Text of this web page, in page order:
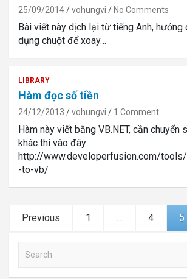
25/09/2014 vohungvi No Comments
Bài viết này dịch lại từ tiếng Anh, hướng
dụng chuột để xoay…
LIBRARY
Hàm đọc số tiền
24/12/2013 vohungvi 1 Comment
Hàm này viết bằng VB.NET, cần chuyển
khác thì vào đây
http://www.developerfusion.com/
-to-vb/
Posts
navigation
Previous 1 … 4 5
a